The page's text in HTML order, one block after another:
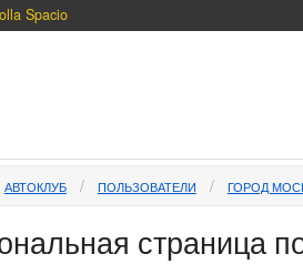
Spacio
АВТОКЛУБ ПОЛЬЗОВАТЕЛИ ГОРОД
страница